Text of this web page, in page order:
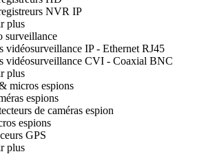
NVR IP
plus
surveillance
vidéosurveillance IP - Ethernet RJ45
vidéosurveillance CVI - Coaxial BNC
plus
micros espions
espions
de caméras espion
espions
GPS
plus